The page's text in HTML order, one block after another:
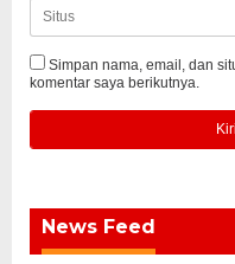
Simpan nama, email, dan
komentar saya berikutnya.
News Feed